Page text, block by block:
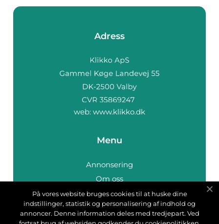
Adress
web: www.klikko.dk
Menu
Annonsering
Om oss
Cookies
Kontakta oss
Sitemap
På vores website bruges cookies til at huske dine
indstillinger, statistik og personalisering af indhold og
annoncer. Denne information deles med tredjepart. Ved